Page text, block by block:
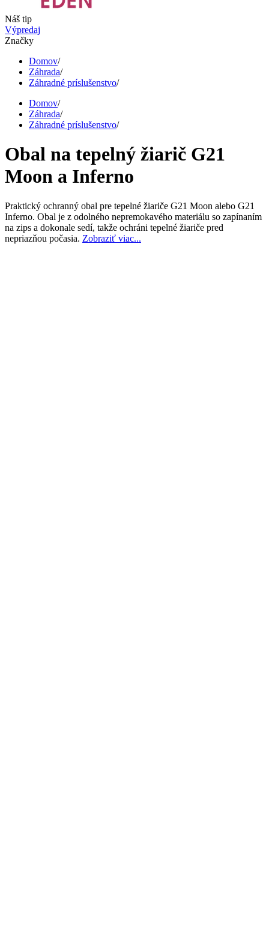
Náš tip
Výpredaj
Značky
Domov/
Záhrada/
Záhradné príslušenstvo/
Domov/
Záhrada/
Záhradné príslušenstvo/
Obal na tepelný žiarič G21
Moon a Inferno
Praktický ochranný obal pre tepelné žiariče G21 Moon alebo G21
Inferno. Obal je z odolného nepremokavého materiálu so zapínaním
na zips a dokonale sedí, takže ochráni tepelné žiariče pred
nepriazňou počasia. Zobraziť viac...